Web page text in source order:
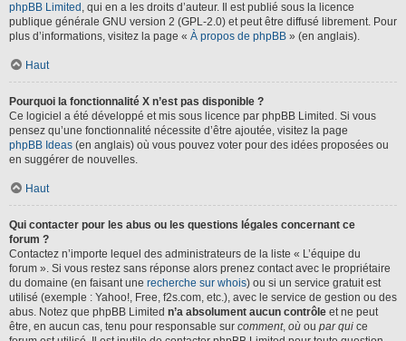
phpBB Limited , qui en a les droits d’auteur. Il est publié sous la licence
publique générale GNU version 2 (GPL-2.0) et peut être diffusé librement. Pour
plus d’informations, visitez la page « À propos de phpBB » (en anglais).
Haut
Pourquoi la fonctionnalité X n’est pas disponible ?
Ce logiciel a été développé et mis sous licence par phpBB Limited. Si vous
pensez qu’une fonctionnalité nécessite d’être ajoutée, visitez la page
phpBB Ideas (en anglais) où vous pouvez voter pour des idées proposées ou
en suggérer de nouvelles.
Haut
Qui contacter pour les abus ou les questions légales concernant ce
forum ?
Contactez n’importe lequel des administrateurs de la liste « L’équipe du
forum ». Si vous restez sans réponse alors prenez contact avec le propriétaire
du domaine (en faisant une recherche sur whois) ou si un service gratuit est
utilisé (exemple : Yahoo!, Free, f2s.com, etc.), avec le service de gestion ou des
abus. Notez que phpBB Limited n’a absolument aucun contrôle et ne peut
être, en aucun cas, tenu pour responsable sur comment, où ou par qui ce